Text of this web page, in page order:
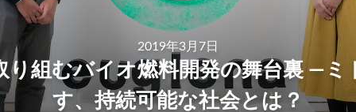
2019年3月7日
り組むバイオ燃料開発の舞台裏 —ミ
す、持続可能な社会とは？